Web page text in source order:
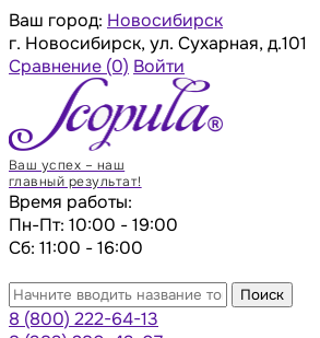
Ваш город: Новосибирск
г. Новосибирск, ул. Сухарная, д.101
Сравнение (0) Войти
Ваш успех – наш
главный результат!
Время работы:
Пн-Пт: 10:00 - 19:00
Сб: 11:00 - 16:00
Поиск
8 (800) 222-64-13